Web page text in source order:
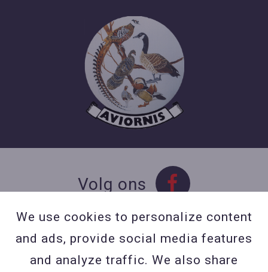
Volg ons
Contact
We use cookies to personalize content
and ads, provide social media features
and analyze traffic. We also share